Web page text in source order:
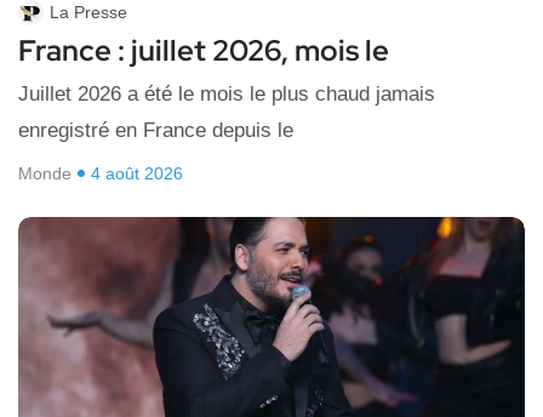
La Presse
France : juillet 2026, mois le
Juillet 2026 a été le mois le plus chaud jamais
enregistré en France depuis le
Monde 4 août 2026